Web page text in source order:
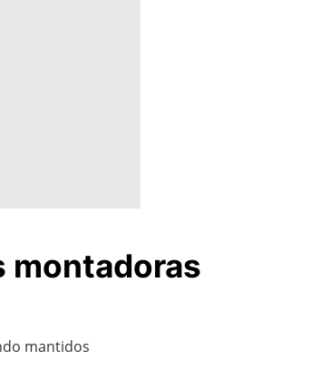
montadoras
mantidos